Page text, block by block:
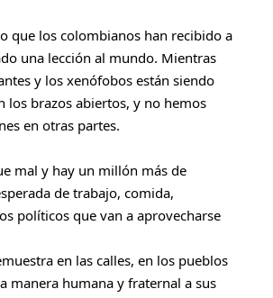
que los colombianos han recibido a
una lección al mundo. Mientras
y los xenófobos están siendo
los brazos abiertos, y no hemos
en otras partes.
mal y hay un millón más de
de trabajo, comida,
políticos que van a aprovecharse
en las calles, en los pueblos
manera humana y fraternal a sus